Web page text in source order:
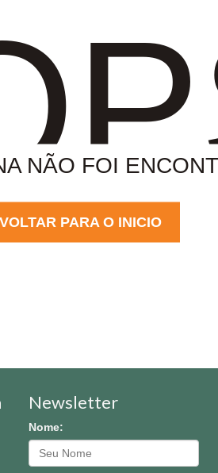
NÃO FOI
VOLTAR PARA O INICIO
Newsletter
Nome: